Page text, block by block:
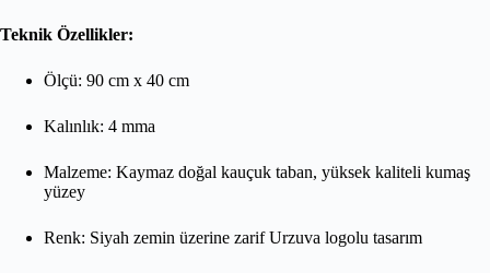
Teknik Özellikler:
Ölçü: 90 cm x 40 cm
Kalınlık: 4 mma
Malzeme: Kaymaz doğal kauçuk taban, yüksek kaliteli kumaş
yüzey
Renk: Siyah zemin üzerine zarif Urzuva logolu tasarım